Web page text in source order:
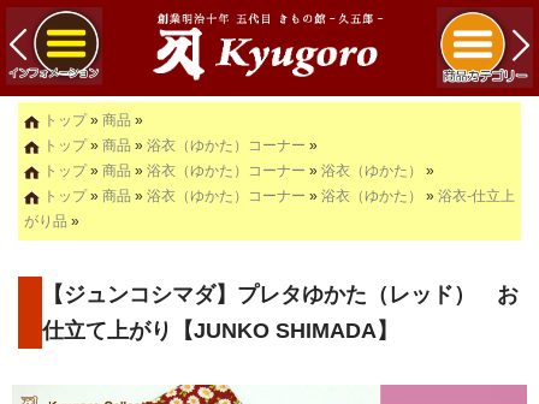
トップ» 商品 »
トップ» 商品 » 浴衣（ゆかた）コーナー »
トップ» 商品 » 浴衣（ゆかた）コーナー » 浴衣（ゆかた）
»
トップ» 商品 » 浴衣（ゆかた）コーナー » 浴衣（ゆかた） » 浴衣-仕立上
がり品 »
【ジュンコシマダ】プレタゆかた（レッド） お
仕立て上がり【JUNKO SHIMADA】